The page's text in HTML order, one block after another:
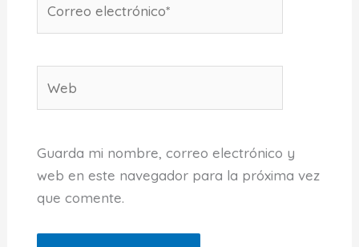
electrónico*
Guarda mi nombre, correo electrónico y
web en este navegador para la próxima vez
que comente.